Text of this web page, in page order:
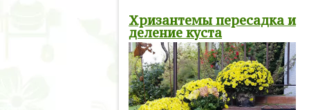
Хризантемы пересадка и
деление куста